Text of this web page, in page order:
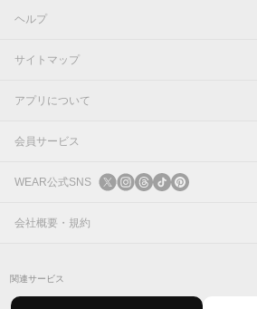
ヘルプ
サイトマップ
アプリについて
会員サービス
ログイン
新規会員登録
WEAR公式SNS
X
会社概要・規約
関連サービス